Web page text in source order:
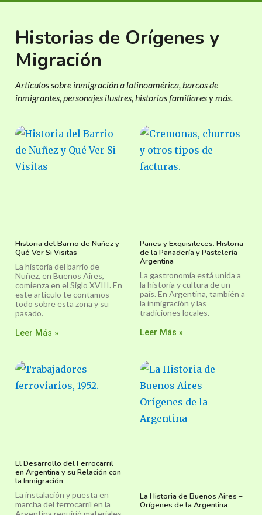
Historias de Orígenes y
Migración
Artículos sobre inmigración a latinoamérica, barcos de
inmigrantes, personajes ilustres, historias familiares y más.
Historia del Barrio de Nuñez y
Qué Ver Si Visitas
La historia del barrio de
Nuñez, en Buenos Aires,
comienza en el Siglo XVIII. En
este artículo te contamos
todo sobre esta zona y su
pasado.
Leer Más »
Panes y Exquisiteces: Historia
de la Panadería y Pastelería
Argentina
La gastronomía está unida a
la historia y cultura de un
país. En Argentina, también a
la inmigración y las
tradiciones locales.
Leer Más »
El Desarrollo del Ferrocarril
en Argentina y su Relación con
la Inmigración
La instalación y puesta en
marcha del ferrocarril en la
La Historia de Buenos Aires –
Orígenes de la Argentina